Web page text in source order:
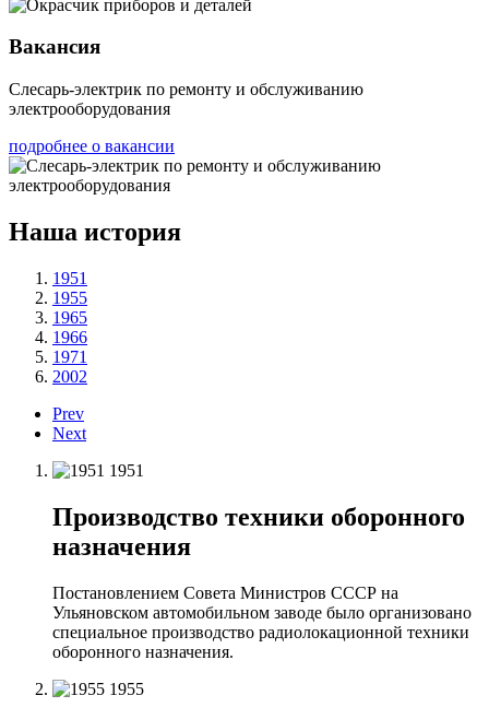
Вакансия
Слесарь-электрик по ремонту и обслуживанию
электрооборудования
подробнее о вакансии
Наша история
1951
1955
1965
1966
1971
2002
Prev
Next
1951
Производство техники оборонного
назначения
Постановлением Совета Министров СССР на
Ульяновском автомобильном заводе было организовано
специальное производство радиолокационной техники
оборонного назначения.
1955